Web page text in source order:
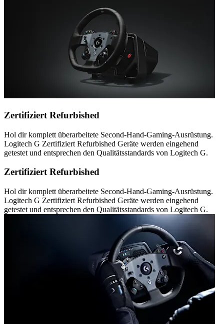
Zertifiziert Refurbished
Hol dir komplett überarbeitete Second-Hand-Gaming-Ausrüstung.
Logitech G Zertifiziert Refurbished Geräte werden eingehend
getestet und entsprechen den Qualitätsstandards von Logitech G.
Zertifiziert Refurbished
Hol dir komplett überarbeitete Second-Hand-Gaming-Ausrüstung.
Logitech G Zertifiziert Refurbished Geräte werden eingehend
getestet und entsprechen den Qualitätsstandards von Logitech G.